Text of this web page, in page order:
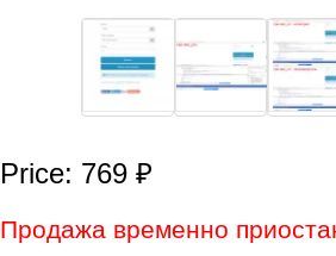
Price: 769 ₽
Продажа временно